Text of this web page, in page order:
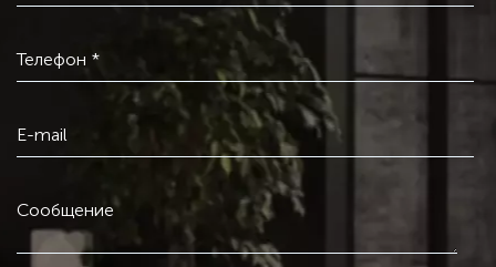
Телефон *
E-mail
Сообщение